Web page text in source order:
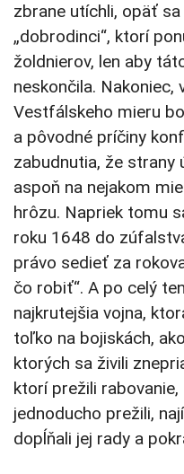
zbrane utíchli, opäť
„dobrodinci“, ktorí
žoldnierov, len aby
neskončila. Nakoniec,
Vestfálskeho mieru
a pôvodné príčiny
zabudnutia, že
aspoň na nejakom
hrôzu. Napriek tomu
roku 1648 do
právo sedieť za
čo robiť“. A po celý
najkrutejšia vojna,
toľko na bojiskách,
ktorých sa živili
ktorí prežili
jednoducho prežili,
dopĺňali jej rady a